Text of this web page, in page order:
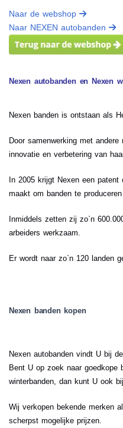
Naar de webshop
Naar NEXEN autobanden
Nexen autobanden en Nexen
Nexen banden is ontstaan als
Door samenwerking met
innovatie en verbetering van
In 2005 krijgt Nexen een
maakt om banden te
Inmiddels zetten zij zo`n
arbeiders werkzaam.
Er wordt naar zo`n 120 landen
Nexen banden kopen
Nexen autobanden vindt U bij
Bent U op zoek naar goedkope
winterbanden, dan kunt U ook
Wij verkopen bekende merken
scherpst mogelijke prijzen.